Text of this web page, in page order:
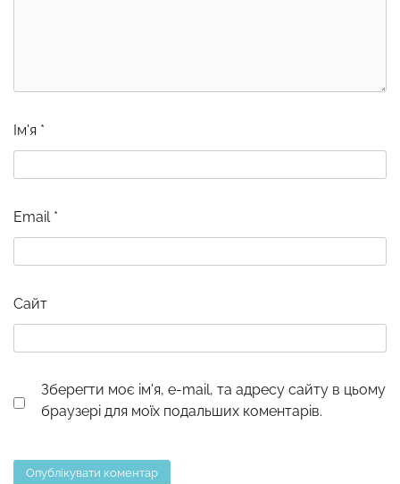
Ім'я *
Email *
Сайт
Зберегти моє ім'я, e-mail, та адресу сайту в цьому
браузері для моїх подальших коментарів.